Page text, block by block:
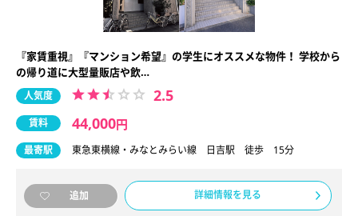
『家賃重視』『マンション希望』の学生にオススメな物件！ 学校から
の帰り道に大型量販店や飲…
人気度 2.5
賃料 44,000円
最寄駅 東急東横線・みなとみらい線 日吉駅 徒歩 15分
追加 詳細情報を見る